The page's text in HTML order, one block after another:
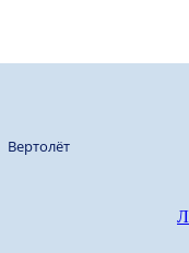
Вертолёт